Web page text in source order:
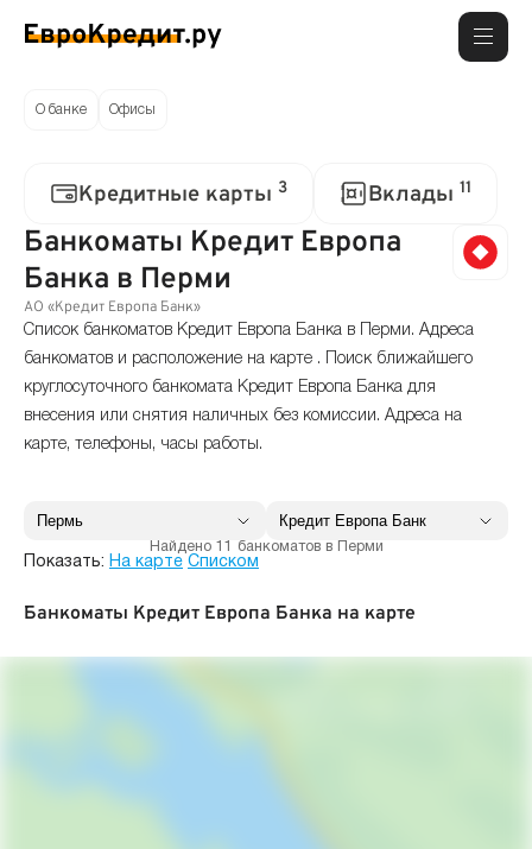
О банке Офисы
Кредитные карты 3 Вклады 11
Банкоматы Кредит Европа
Банка в Перми
АО «Кредит Европа Банк»
Список банкоматов Кредит Европа Банка в Перми. Адреса
банкоматов и расположение на карте . Поиск ближайшего
круглосуточного банкомата Кредит Европа Банка для
внесения или снятия наличных без комиссии. Адреса на
карте, телефоны, часы работы.
Найдено 11 банкоматов в Перми
Показать: На карте Списком
Банкоматы Кредит Европа Банка на карте